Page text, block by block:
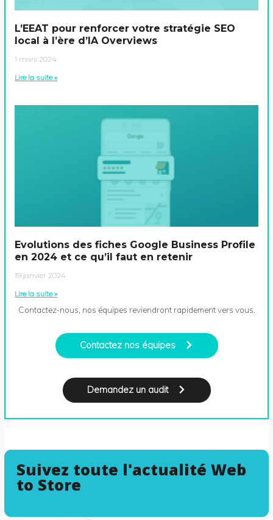
L’EEAT pour renforcer votre stratégie SEO
local à l’ère d’IA Overviews
1 mars 2024
Lire la suite »
Evolutions des fiches Google Business Profile
en 2024 et ce qu’il faut en retenir
19 janvier 2024
Lire la suite »
Contactez-nous, nos équipes reviendront rapidement vers vous.
Contactez nos équipes
Demandez un audit
Suivez toute l'actualité Web
to Store